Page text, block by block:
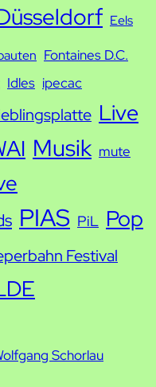
Eels
Fontaines D.C.
Idles ipecac
Live
Musik mute
PIAS PiL Pop
Festival
Schorlau